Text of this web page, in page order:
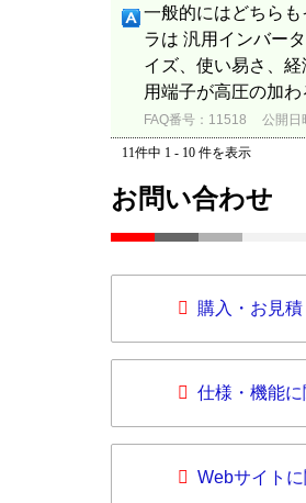
一般的にはどちら
ラは 汎用インバー
イズ、使い易さ、
用端子が高圧の加
FAQ番号：11518 公開日
11件中 1 - 10 件を表示
お問い合わせ
購入・お見
仕様・機能
Webサイト